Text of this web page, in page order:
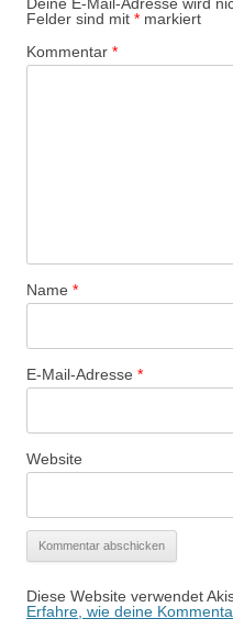
Felder sind mit * markiert
Kommentar *
Name *
E-Mail-Adresse *
Website
Diese Website verwendet
Erfahre, wie deine